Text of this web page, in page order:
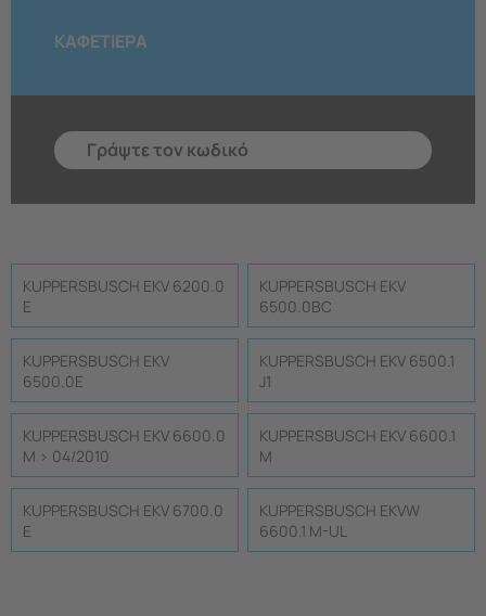
ΚΑΦΕΤΙΕΡΑ
KUPPERSBUSCH EKV 6200.0
E
KUPPERSBUSCH EKV
6500.0BC
KUPPERSBUSCH EKV
6500.0E
KUPPERSBUSCH EKV 6500.1
J1
KUPPERSBUSCH EKV 6600.0
M > 04/2010
KUPPERSBUSCH EKV 6600.1
M
KUPPERSBUSCH EKV 6700.0
E
KUPPERSBUSCH EKVW
6600.1 M-UL